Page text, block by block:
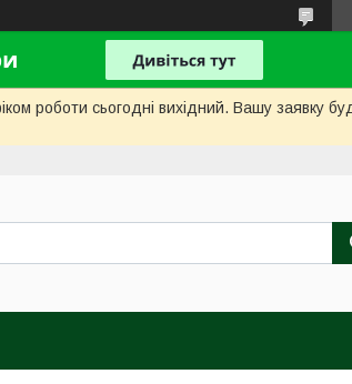
роботи сьогодні вихідний. Вашу заявку